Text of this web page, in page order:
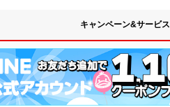
キャンペーン&サービス